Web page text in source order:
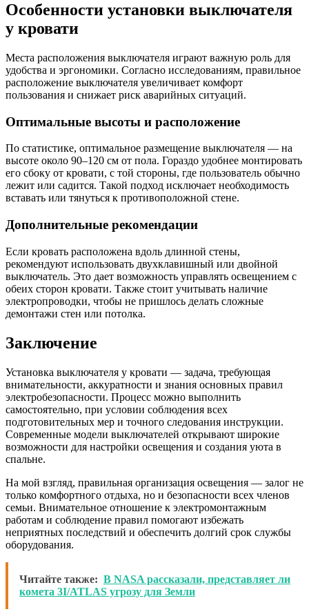
Особенности установки выключателя
у кровати
Места расположения выключателя играют важную роль для
удобства и эргономики. Согласно исследованиям, правильное
расположение выключателя увеличивает комфорт
пользования и снижает риск аварийных ситуаций.
Оптимальные высоты и расположение
По статистике, оптимальное размещение выключателя — на
высоте около 90–120 см от пола. Гораздо удобнее монтировать
его сбоку от кровати, с той стороны, где пользователь обычно
лежит или садится. Такой подход исключает необходимость
вставать или тянуться к противоположной стене.
Дополнительные рекомендации
Если кровать расположена вдоль длинной стены,
рекомендуют использовать двухклавишный или двойной
выключатель. Это дает возможность управлять освещением с
обеих сторон кровати. Также стоит учитывать наличие
электропроводки, чтобы не пришлось делать сложные
демонтажи стен или потолка.
Заключение
Установка выключателя у кровати — задача, требующая
внимательности, аккуратности и знания основных правил
электробезопасности. Процесс можно выполнить
самостоятельно, при условии соблюдения всех
подготовительных мер и точного следования инструкции.
Современные модели выключателей открывают широкие
возможности для настройки освещения и создания уюта в
спальне.
На мой взгляд, правильная организация освещения — залог не
только комфортного отдыха, но и безопасности всех членов
семьи. Внимательное отношение к электромонтажным
работам и соблюдение правил помогают избежать
неприятных последствий и обеспечить долгий срок службы
оборудования.
Читайте также: В NASA рассказали, представляет ли
комета 3I/ATLAS угрозу для Земли